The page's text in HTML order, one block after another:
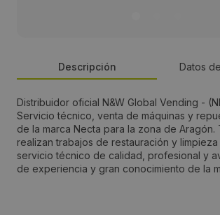
Descripción Datos
Distribuidor oficial N&W Global Vending -
Servicio técnico, venta de máquinas y
de la marca Necta para la zona de Aragón.
realizan trabajos de restauración y limpieza
servicio técnico de calidad, profesional y
de experiencia y gran conocimiento de la
Persona de contacto:
José García Cibrián
Dirección: